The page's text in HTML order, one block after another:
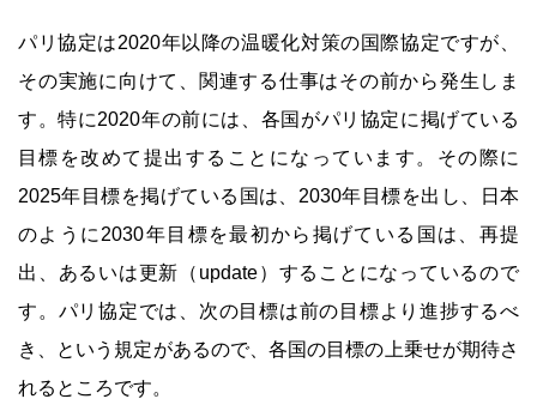
パリ協定は2020年以降の温暖化対策の国際協定ですが、
その実施に向けて、関連する仕事はその前から発生しま
す。特に2020年の前には、各国がパリ協定に掲げている
目標を改めて提出することになっています。その際に
2025年目標を掲げている国は、2030年目標を出し、日本
のように2030年目標を最初から掲げている国は、再提
出、あるいは更新（update）することになっているので
す。パリ協定では、次の目標は前の目標より進捗するべ
き、という規定があるので、各国の目標の上乗せが期待さ
れるところです。